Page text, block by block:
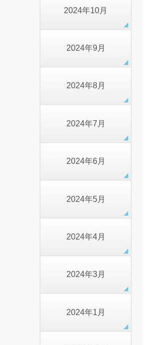
2024年10月
2024年9月
2024年8月
2024年7月
2024年6月
2024年5月
2024年4月
2024年3月
2024年1月